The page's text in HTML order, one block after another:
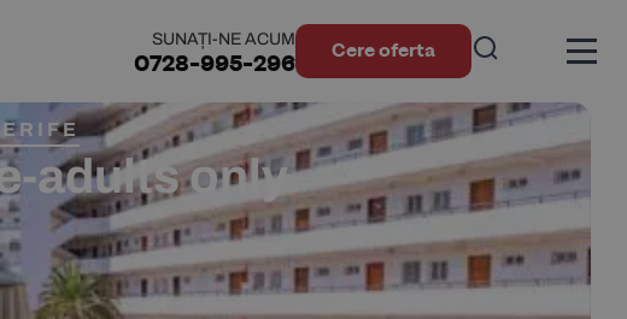
SUNAȚI-NE ACUM
0728-995-296 Cere oferta
adults only